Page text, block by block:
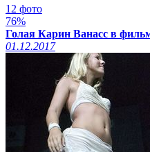
12 фото
76%
Голая Карин Ванасс в
01.12.2017